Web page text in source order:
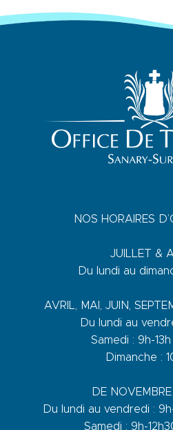
NOS HORAIRES
JUILLET &
Du lundi au
AVRIL, MAI, JUIN,
Du lundi au
Samedi : 9h-13h
Dimanche :
DE
Du lundi au vendredi :
Samedi : 9h-